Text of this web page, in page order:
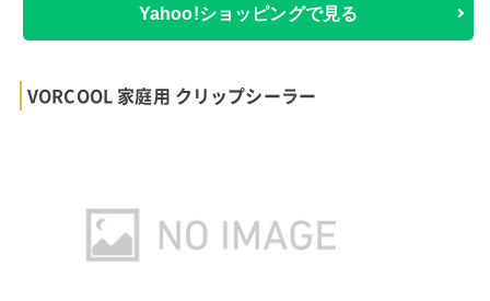
Yahoo!ショッピングで見る
VORCOOL 家庭用 クリップシーラー